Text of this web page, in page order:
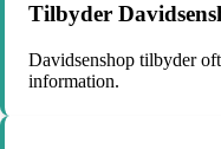
Tilbyder
Davidsenshop tilbyder
information.